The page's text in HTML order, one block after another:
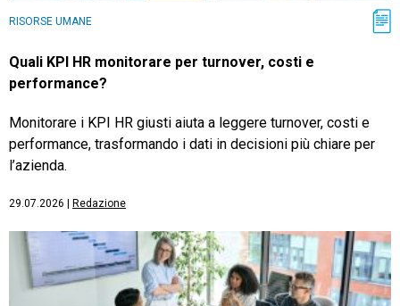
RISORSE UMANE
Quali KPI HR monitorare per turnover, costi e
performance?
Monitorare i KPI HR giusti aiuta a leggere turnover, costi e
performance, trasformando i dati in decisioni più chiare per
l’azienda.
29.07.2026 Redazione